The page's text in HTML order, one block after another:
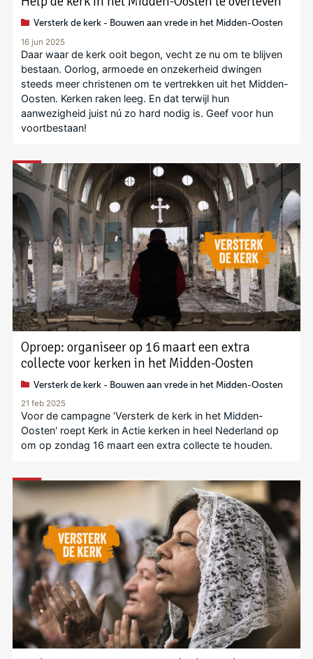
Versterk de kerk - Bouwen aan vrede in het Midden-Oosten
16 jun 2025
Daar waar de kerk ooit begon, vecht ze nu om te blijven
bestaan. Oorlog, armoede en onzekerheid dwingen
steeds meer christenen om te vertrekken uit het Midden-
Oosten. Kerken raken leeg. En dat terwijl hun
aanwezigheid juist nú zo hard nodig is. Geef voor hun
voortbestaan!
Oproep: organiseer op 16 maart een extra
collecte voor kerken in het Midden-Oosten
Versterk de kerk - Bouwen aan vrede in het Midden-Oosten
21 feb 2025
Voor de campagne ‘Versterk de kerk in het Midden-
Oosten' roept Kerk in Actie kerken in heel Nederland op
om op zondag 16 maart een extra collecte te houden.